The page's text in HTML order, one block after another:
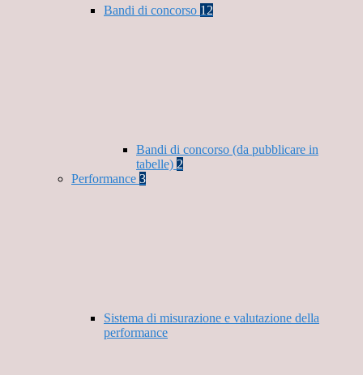
Bandi di concorso 12
Bandi di concorso (da pubblicare in
tabelle) 2
Performance 3
Sistema di misurazione e valutazione della
performance